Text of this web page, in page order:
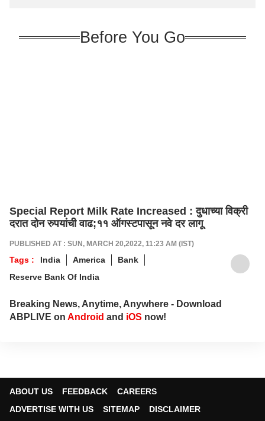
Before You Go
Special Report Milk Rate Increased : दुधाच्या विक्री
दरात दोन रुपयांची वाढ;११ ऑगस्टपासून नवे दर लागू
PUBLISHED AT : SUN, MARCH 20,2022, 11:23 AM (IST)
Tags : India America
Bank
Reserve Bank Of India
Breaking News, Anytime, Anywhere - Download
ABPLIVE on Android and iOS now!
ABOUT US FEEDBACK
CAREERS
ADVERTISE WITH US
SITEMAP
DISCLAIMER